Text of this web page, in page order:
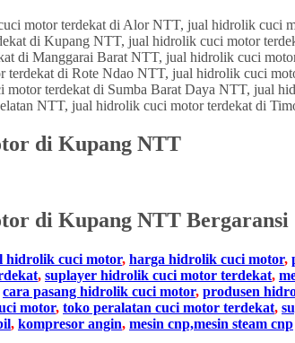
di Kupang NTT
di Kupang NTT Bergaransi
hidrolik cuci motor, harga hidrolik cuci motor,
, suplayer hidrolik cuci motor terdekat,
cara pasang hidrolik cuci motor, produsen
motor, toko peralatan cuci motor terdekat,
, kompresor angin, mesin cnp,mesin steam cnp